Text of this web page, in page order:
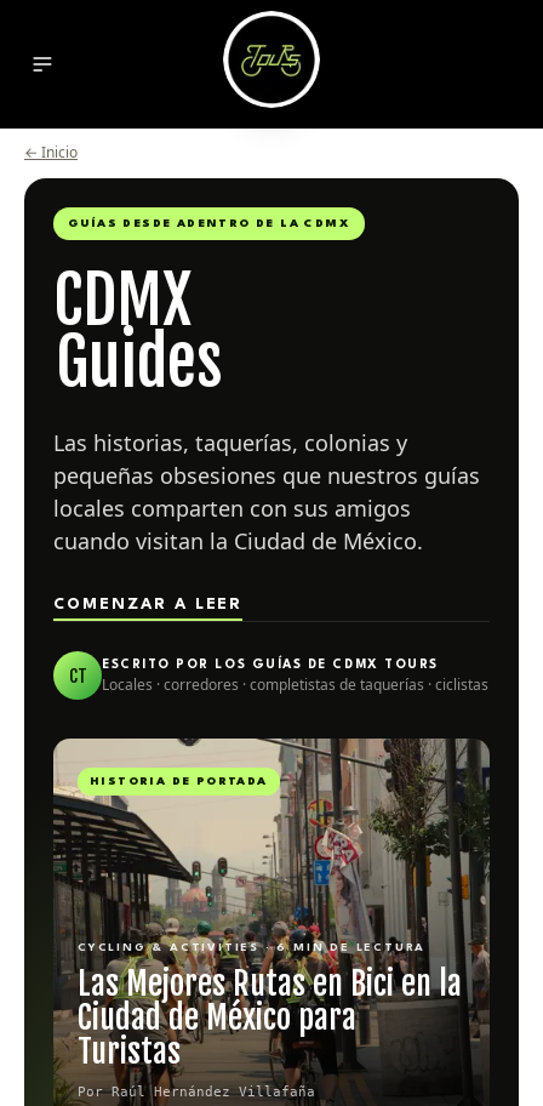
← Inicio
GUÍAS DESDE ADENTRO DE LA CDMX
CDMX
Guides
Las historias, taquerías, colonias y
pequeñas obsesiones que nuestros guías
locales comparten con sus amigos
cuando visitan la Ciudad de México.
COMENZAR A LEER
CT
ESCRITO POR LOS GUÍAS DE CDMX TOURS
Locales · corredores · completistas de taquerías · ciclistas
HISTORIA DE PORTADA
CYCLING & ACTIVITIES · 6 MIN DE LECTURA
Las Mejores Rutas en Bici en la
Ciudad de México para
Turistas
Por Raúl Hernández Villafaña